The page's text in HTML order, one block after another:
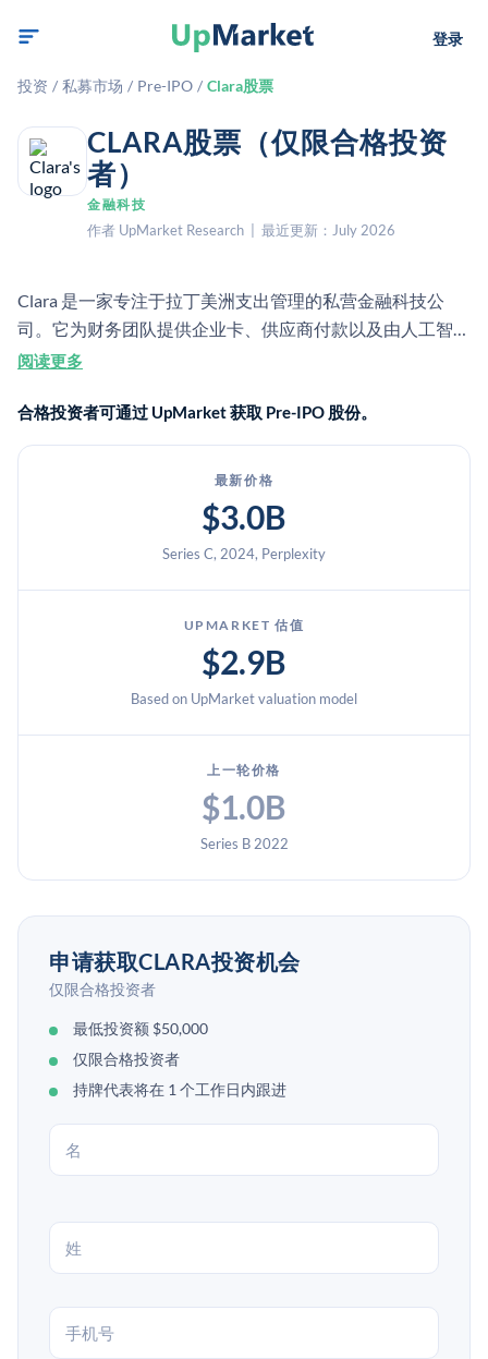
登录
投资 / 私募市场 / Pre-IPO / Clara股票
CLARA股票（仅限合格投资
者）
金融科技
作者 UpMarket Research | 最近更新：July 2026
Clara 是一家专注于拉丁美洲支出管理的私营金融科技公
司。它为财务团队提供企业卡、供应商付款以及由人工智能
驱动的管控功能。
阅读更多
合格投资者可通过 UpMarket 获取 Pre-IPO 股份。
最新价格
$3.0B
Series C, 2024, Perplexity
UPMARKET 估值
$2.9B
Based on UpMarket valuation model
上一轮价格
$1.0B
Series B 2022
申请获取CLARA投资机会
仅限合格投资者
最低投资额 $50,000
仅限合格投资者
持牌代表将在 1 个工作日内跟进